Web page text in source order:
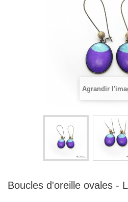
Agrandir
Boucles d'oreille ovales -